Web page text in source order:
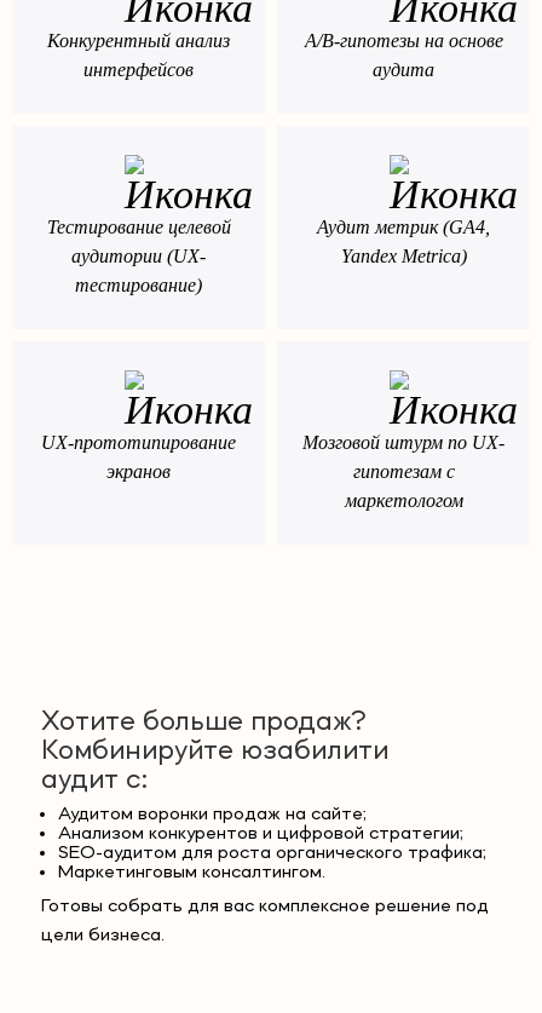
Конкурентный анализ
интерфейсов
А/В-гипотезы на основе
аудита
Тестирование целевой
аудитории (UX-
тестирование)
Аудит метрик (GA4,
Yandex Metrica)
UX-прототипирование
экранов
Мозговой штурм по UX-
гипотезам с
маркетологом
Хотите больше продаж?
Комбинируйте юзабилити
аудит с:
Аудитом воронки продаж на сайте;
Анализом конкурентов и цифровой стратегии;
SEO-аудитом для роста органического трафика;
Маркетинговым консалтингом.
Готовы собрать для вас комплексное решение под
цели бизнеса.